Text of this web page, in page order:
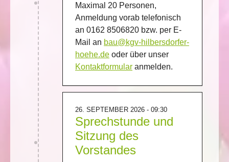
Maximal 20 Personen,
Anmeldung vorab telefonisch
an 0162 8506820 bzw. per E-
Mail an bau@kgv-hilbersdorfer-
hoehe.de oder über unser
Kontaktformular anmelden.
26. SEPTEMBER 2026 - 09:30
Sprechstunde und
Sitzung des
Vorstandes